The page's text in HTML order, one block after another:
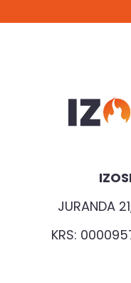
JURANDA
KRS: